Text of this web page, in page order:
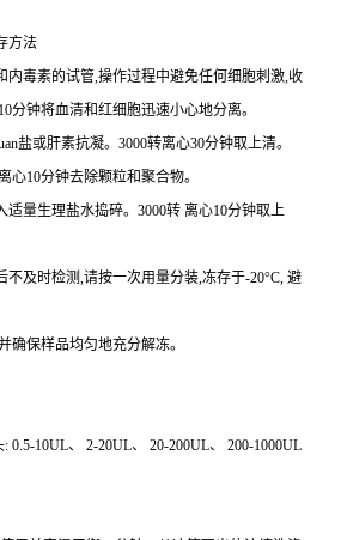
方法
内毒素的试管,操作过程中避免任何细胞刺激,收
10分钟将血清和红细胞迅速小心地分离。
盐或肝素抗凝。 3000转离心30分钟取上清。
心10分钟去除颗粒和聚合物。
适量生理盐水捣碎。 3000转 离心10分钟取上
不及时检测,请按一次用量分装,冻存于-20°C, 避
确保样品均匀地充分解冻。
: 0.5-10UL、 2-20UL、 20-200UL、 200-1000UL